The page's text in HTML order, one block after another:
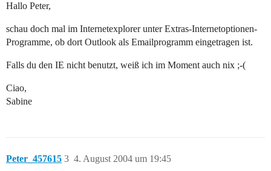
Hallo Peter,
schau doch mal im Internetexplorer unter Extras-Internetoptionen-
Programme, ob dort Outlook als Emailprogramm eingetragen ist.
Falls du den IE nicht benutzt, weiß ich im Moment auch nix ;-(
Ciao,
Sabine
Peter_457615 4. August 2004 um 19:45
3